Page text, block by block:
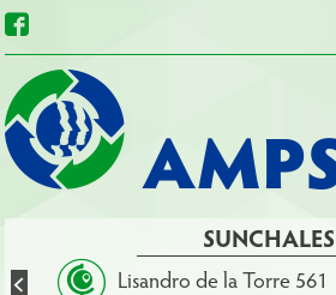
SUNCHALES
Lisandro de la Torre 561